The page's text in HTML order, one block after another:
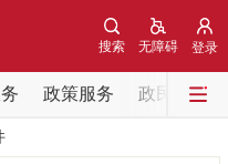
登录
无障碍
搜索
政策服务 政民互动